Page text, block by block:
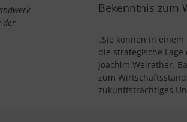
der
Bekenntnis zum
„Sie können in
die strategische
Joachim Weirather.
zum
zukunftsträchtiges